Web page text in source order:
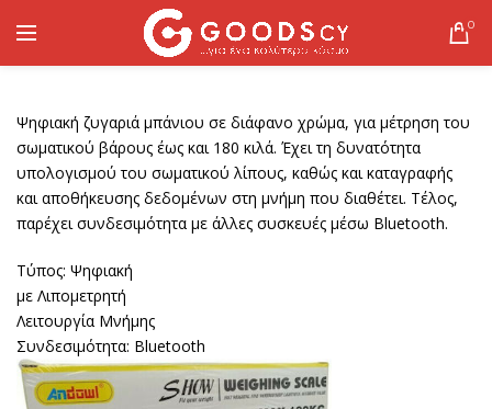
0
Ψηφιακή ζυγαριά μπάνιου σε διάφανο χρώμα, για μέτρηση του
σωματικού βάρους έως και 180 κιλά. Έχει τη δυνατότητα
υπολογισμού του σωματικού λίπους, καθώς και καταγραφής
και αποθήκευσης δεδομένων στη μνήμη που διαθέτει. Τέλος,
παρέχει συνδεσιμότητα με άλλες συσκευές μέσω Bluetooth.
Τύπος: Ψηφιακή
με Λιπομετρητή
Λειτουργία Μνήμης
Συνδεσιμότητα: Bluetooth